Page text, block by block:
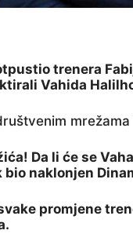
trenera
Vahida
Da li će se
naklonjen
promjene